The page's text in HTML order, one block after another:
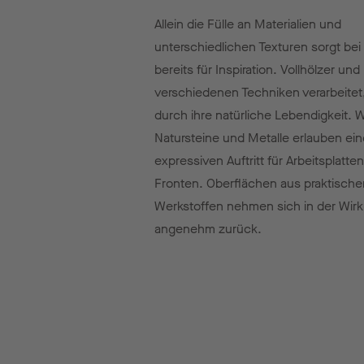
Allein die Fülle an Materialien und
unterschiedlichen Texturen sorgt
bereits für Inspiration. Vollhölzer
verschiedenen Techniken
durch ihre natürliche Lebendigkeit.
Natursteine und Metalle erlauben
expressiven Auftritt für
Fronten. Oberflächen aus
Werkstoffen nehmen sich in der
angenehm zurück.